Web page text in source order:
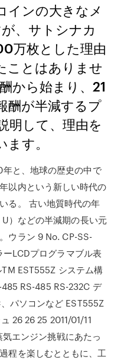
インの大きなメ
、サトシナカ
万枚とした理由
ことはありませ
から始まり、21
酬が半減するプ
明して、理由を
す。
と、地球の歴史の中で
以内という新しい時代の
る。 古い地質時代の年
）などの半減期の長い元
ウラン 9 No. CP-SS-
LCDプログラマブル表
EST555Z システム構
RS-485 RS-232C デ
パソコンなど EST555Z
26 26 25 2011/01/11
エンジン挑戦にあたっ
程を楽しむとともに、工